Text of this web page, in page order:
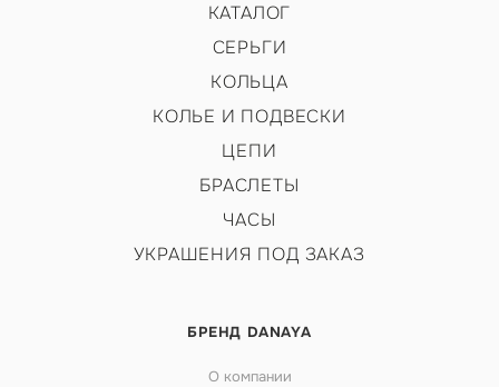
КАТАЛОГ
СЕРЬГИ
КОЛЬЦА
КОЛЬЕ И ПОДВЕСКИ
ЦЕПИ
БРАСЛЕТЫ
ЧАСЫ
УКРАШЕНИЯ ПОД ЗАКАЗ
БРЕНД DANAYA
О компании